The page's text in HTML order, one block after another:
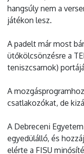
hangsúly nem a
játékon lesz.
A padelt már most
ütőkölcsönzésre a
teniszcsarnok)
A
csatlakozókat, de
A Debreceni
egyedülálló, és
elérte a FISU